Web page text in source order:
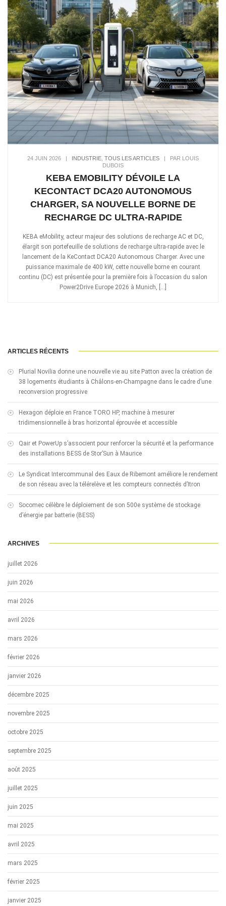
24 JUIN 2026 | INDUSTRIE TOUS LES ARTICLES | PAR LOUIS
DUBOIS
KEBA EMOBILITY DÉVOILE LA
KECONTACT DCA20 AUTONOMOUS
CHARGER, SA NOUVELLE BORNE DE
RECHARGE DC ULTRA-RAPIDE
KEBA eMobility, acteur majeur des solutions de recharge AC et DC,
élargit son portefeuille de solutions de recharge ultra-rapide avec le
lancement de la KeContact DCA20 Autonomous Charger. Avec une
puissance maximale de 400 kW, cette nouvelle borne en courant
continu (DC) est présentée pour la première fois à l’occasion du salon
Power2Drive Europe 2026 à Munich, […]
ARTICLES RÉCENTS
Plurial Novilia donne une nouvelle vie au site Patton avec la création de
38 logements étudiants à Châlons-en-Champagne dans le cadre d’une
reconversion progressive
Hexagon déploie en France TORO HP, machine à mesurer
tridimensionnelle à bras horizontal éprouvée et accessible
Qair et PowerUp s’associent pour renforcer la sécurité et la performance
des installations BESS de Stor’Sun à Maurice
Le Syndicat Intercommunal des Eaux de Ribemont améliore le rendement
de son réseau avec la télérelève et les compteurs connectés d’Itron
Socomec célèbre le déploiement de son 500e système de stockage
d’énergie par batterie (BESS)
ARCHIVES
juillet 2026
juin 2026
mai 2026
avril 2026
mars 2026
février 2026
janvier 2026
décembre 2025
novembre 2025
octobre 2025
septembre 2025
août 2025
juillet 2025
juin 2025
mai 2025
avril 2025
mars 2025
février 2025
janvier 2025